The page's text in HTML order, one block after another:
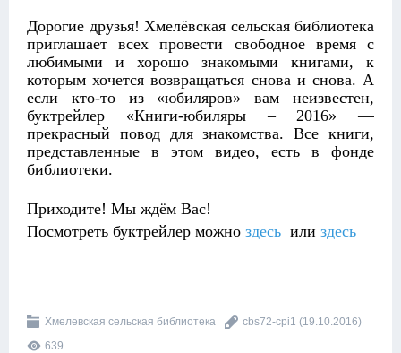
Дорогие друзья! Хмелёвская сельская библиотека
приглашает всех провести свободное время с
любимыми и хорошо знакомыми книгами, к
которым хочется возвращаться снова и снова. А
если кто-то из «юбиляров» вам неизвестен,
буктрейлер «Книги-юбиляры – 2016» —
прекрасный повод для знакомства. Все книги,
представленные в этом видео, есть в фонде
библиотеки.
Приходите! Мы ждём Вас!
Посмотреть буктрейлер можно здесь или здесь
Хмелевcкая сельская библиотека cbs72-cpi1 (19.10.2016)
639